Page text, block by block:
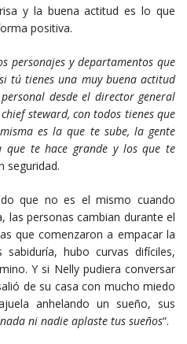
y la buena actitud es lo que
positiva.
personajes y departamentos que
tú tienes una muy buena actitud
desde el director general
steward, con todos tienes que
es la que te sube, la gente
te hace grande y los que te
seguridad.
que no es el mismo cuando
las personas cambian durante el
que comenzaron a empacar la
hubo curvas difíciles,
Y si Nelly pudiera conversar
de su casa con mucho miedo
anhelando un sueño, sus
ni nadie aplaste tus sueños“.